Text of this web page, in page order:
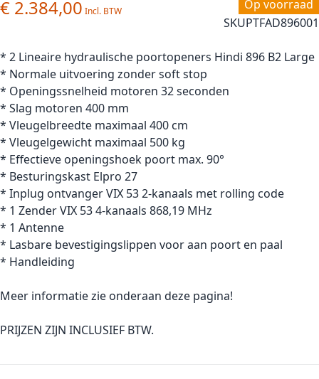
Op voorraad
SKUPTFAD896001
€ 2.384,00
* 2 Lineaire hydraulische poortopeners Hindi 896 B2 Large
* Normale uitvoering zonder soft stop
* Openingssnelheid motoren 32 seconden
* Slag motoren 400 mm
* Vleugelbreedte maximaal 400 cm
* Vleugelgewicht maximaal 500 kg
* Effectieve openingshoek poort max. 90°
* Besturingskast Elpro 27
* Inplug ontvanger VIX 53 2-kanaals met rolling code
* 1 Zender VIX 53 4-kanaals 868,19 MHz
* 1 Antenne
* Lasbare bevestigingslippen voor aan poort en paal
* Handleiding
Meer informatie zie onderaan deze pagina!
PRIJZEN ZIJN INCLUSIEF BTW.